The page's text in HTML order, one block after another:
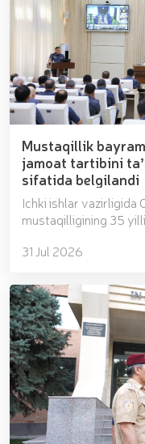
Mustaqillik
jamoat tartibini
sifatida belgilandi
Ichki ishlar vazirligida
mustaqilligining 35
31 Jul 2026